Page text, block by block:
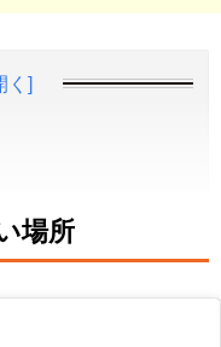
く]
場所